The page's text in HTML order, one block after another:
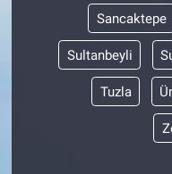
Sancaktepe
Sultanbeyli
Tuzla